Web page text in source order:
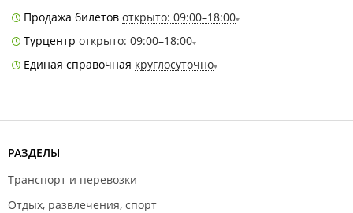
Продажа билетов открыто: 09:00–18:00
Турцентр открыто: 09:00–18:00
Единая справочная круглосуточно
РАЗДЕЛЫ
Транспорт и перевозки
Отдых, развлечения, спорт